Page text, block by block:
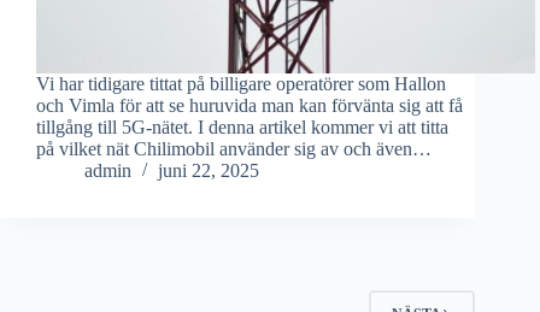
Vi har tidigare tittat på billigare operatörer som Hallon
och Vimla för att se huruvida man kan förvänta sig att få
tillgång till 5G-nätet. I denna artikel kommer vi att titta
på vilket nät Chilimobil använder sig av och även…
admin
juni 22, 2025